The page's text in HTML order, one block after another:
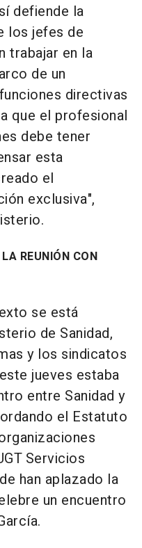
defiende la
los jefes de
trabajar en la
de un
directivas
que el profesional
debe tener
esta
el
exclusiva",
REUNIÓN CON
se está
de Sanidad,
y los sindicatos
jueves estaba
entre Sanidad y
el Estatuto
Servicios
han aplazado la
un encuentro